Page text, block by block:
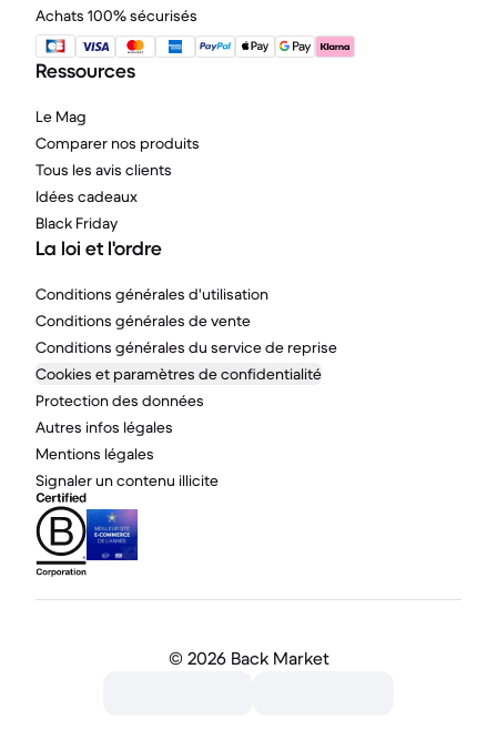
Achats 100% sécurisés
Ressources
Le Mag
Comparer nos produits
Tous les avis clients
Idées cadeaux
Black Friday
La loi et l'ordre
Conditions générales d'utilisation
Conditions générales de vente
Conditions générales du service de reprise
Cookies et paramètres de confidentialité
Protection des données
Autres infos légales
Mentions légales
Signaler un contenu illicite
© 2026 Back Market